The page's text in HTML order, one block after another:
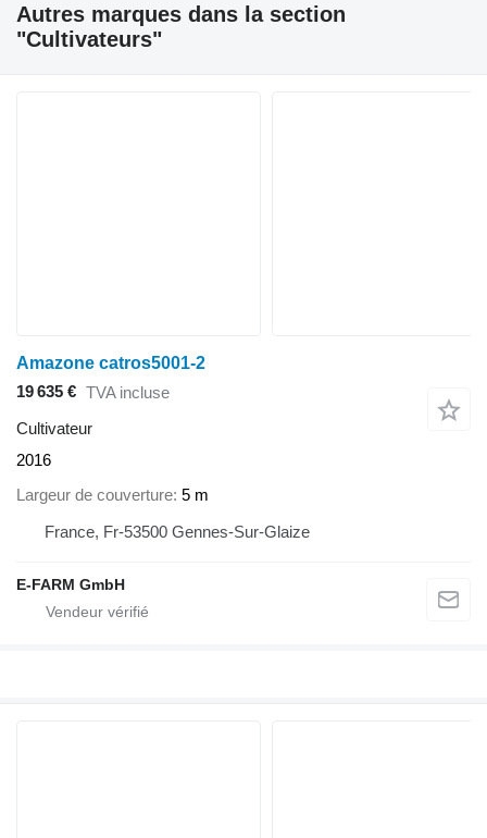
Autres marques dans la section
"Cultivateurs"
Amazone catros5001-2
19 635 € TVA incluse
Cultivateur
2016
Largeur de couverture 5 m
France, Fr-53500 Gennes-Sur-Glaize
E-FARM GmbH